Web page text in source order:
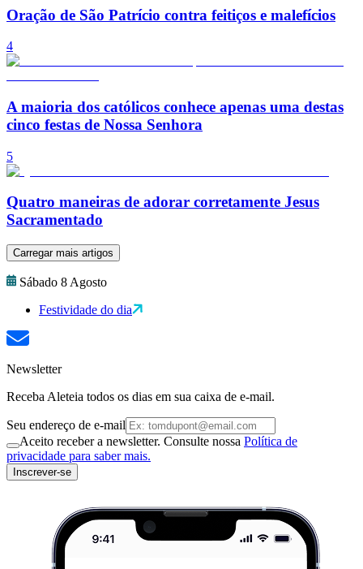
Oração de São Patrício contra feitiços e malefícios
4
A maioria dos católicos conhece apenas uma destas
cinco festas de Nossa Senhora
5
Quatro maneiras de adorar corretamente Jesus
Sacramentado
Carregar mais artigos
Sábado 8 Agosto
Festividade do dia
Newsletter
Receba Aleteia todos os dias em sua caixa de e-mail.
Seu endereço de e-mail
Aceito receber a newsletter. Consulte nossa Política de
privacidade para saber mais.
Inscrever-se